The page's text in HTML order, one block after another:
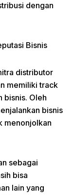
dengan
Bisnis
distributor
memiliki track
bisnis. Oleh
bisnis
menonjolkan
sebagai
bisa
lain yang